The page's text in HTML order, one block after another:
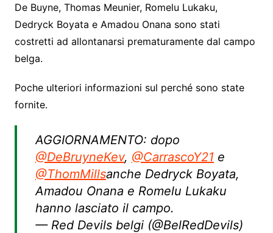
De Buyne, Thomas Meunier, Romelu Lukaku,
Dedryck Boyata e Amadou Onana sono stati
costretti ad allontanarsi prematuramente dal campo
belga.
Poche ulteriori informazioni sul perché sono state
fornite.
AGGIORNAMENTO: dopo
@DeBruyneKev, @CarrascoY21 e
@ThomMillsanche Dedryck Boyata,
Amadou Onana e Romelu Lukaku
hanno lasciato il campo.
— Red Devils belgi (@BelRedDevils)